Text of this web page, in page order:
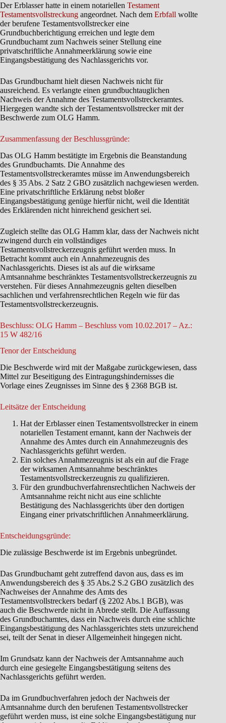
Der Erblasser hatte in einem notariellen Testament
Testamentsvollstreckung angeordnet. Nach dem Erbfall wollte
der berufene Testamentsvollstrecker eine
Grundbuchberichtigung erreichen und legte dem
Grundbuchamt zum Nachweis seiner Stellung eine
privatschriftliche Annahmeerklärung sowie eine
Eingangsbestätigung des Nachlassgerichts vor.
Das Grundbuchamt hielt diesen Nachweis nicht für
ausreichend. Es verlangte einen grundbuchtauglichen
Nachweis der Annahme des Testamentsvollstreckeramtes.
Hiergegen wandte sich der Testamentsvollstrecker mit der
Beschwerde zum OLG Hamm.
Zusammenfassung der Beschlussgründe:
Das OLG Hamm bestätigte im Ergebnis die Beanstandung
des Grundbuchamts. Die Annahme des
Testamentsvollstreckeramtes müsse im Anwendungsbereich
des § 35 Abs. 2 Satz 2 GBO zusätzlich nachgewiesen werden.
Eine privatschriftliche Erklärung nebst bloßer
Eingangsbestätigung genüge hierfür nicht, weil die Identität
des Erklärenden nicht hinreichend gesichert sei.
Zugleich stellte das OLG Hamm klar, dass der Nachweis nicht
zwingend durch ein vollständiges
Testamentsvollstreckerzeugnis geführt werden muss. In
Betracht kommt auch ein Annahmezeugnis des
Nachlassgerichts. Dieses ist als auf die wirksame
Amtsannahme beschränktes Testamentsvollstreckerzeugnis zu
verstehen. Für dieses Annahmezeugnis gelten dieselben
sachlichen und verfahrensrechtlichen Regeln wie für das
Testamentsvollstreckerzeugnis.
Beschluss: OLG Hamm – Beschluss vom 10.02.2017 – Az.:
15 W 482/16
Tenor der Entscheidung
Die Beschwerde wird mit der Maßgabe zurückgewiesen, dass
Mittel zur Beseitigung des Eintragungshindernisses die
Vorlage eines Zeugnisses im Sinne des § 2368 BGB ist.
Leitsätze der Entscheidung
Hat der Erblasser einen Testamentsvollstrecker in einem
notariellen Testament ernannt, kann der Nachweis der
Annahme des Amtes durch ein Annahmezeugnis des
Nachlassgerichts geführt werden.
Ein solches Annahmezeugnis ist als ein auf die Frage
der wirksamen Amtsannahme beschränktes
Testamentsvollstreckerzeugnis zu qualifizieren.
Für den grundbuchverfahrensrechtlichen Nachweis der
Amtsannahme reicht nicht aus eine schlichte
Bestätigung des Nachlassgerichts über den dortigen
Eingang einer privatschriftlichen Annahmeerklärung.
Entscheidungsgründe:
Die zulässige Beschwerde ist im Ergebnis unbegründet.
Das Grundbuchamt geht zutreffend davon aus, dass es im
Anwendungsbereich des § 35 Abs.2 S.2 GBO zusätzlich des
Nachweises der Annahme des Amts des
Testamentsvollstreckers bedarf (§ 2202 Abs.1 BGB), was
auch die Beschwerde nicht in Abrede stellt. Die Auffassung
des Grundbuchamtes, dass ein Nachweis durch eine schlichte
Eingangsbestätigung des Nachlassgerichtes stets unzureichend
sei, teilt der Senat in dieser Allgemeinheit hingegen nicht.
Im Grundsatz kann der Nachweis der Amtsannahme auch
durch eine gesiegelte Eingangsbestätigung seitens des
Nachlassgerichts geführt werden.
Da im Grundbuchverfahren jedoch der Nachweis der
Amtsannahme durch den berufenen Testamentsvollstrecker
geführt werden muss, ist eine solche Eingangsbestätigung nur